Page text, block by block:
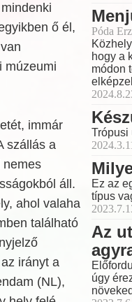
ő él,
múzeumi
immár
szállás a
nemes
áll.
ahol valaha
található
irányt a
(NL),
Póda
hogy a
módon
Trópusi
Ez az
típus
Az
úgy